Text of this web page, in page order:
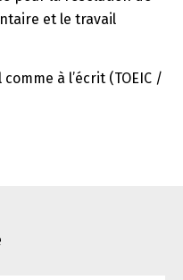
et le travail
à l’écrit (TOEIC /